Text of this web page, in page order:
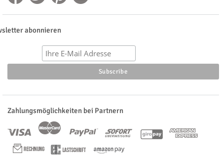
abonnieren
Zahlungsmöglichkeiten bei Partnern